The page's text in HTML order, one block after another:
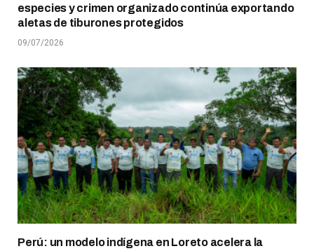
especies y crimen organizado continúa exportando
aletas de tiburones protegidos
09/07/2026
Perú: un modelo indígena en Loreto acelera la